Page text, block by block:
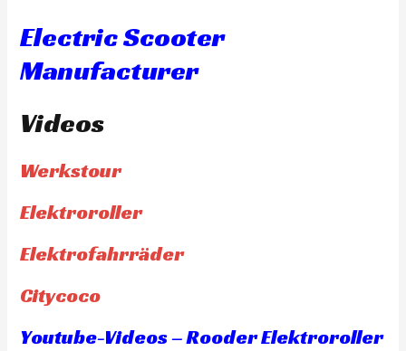
Electric Scooter
Manufacturer
Videos
Werkstour
Elektroroller
Elektrofahrräder
Citycoco
Youtube-Videos – Rooder Elektroroller